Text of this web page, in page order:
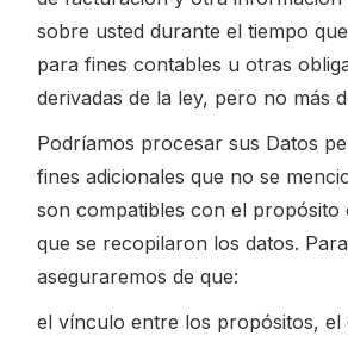
sobre usted durante el tiempo
para fines contables u otras
derivadas de la ley, pero no más
Podríamos procesar sus Datos
fines adicionales que no se
son compatibles con el propósito
que se recopilaron los datos.
aseguraremos de que:
el vínculo entre los propósitos, el